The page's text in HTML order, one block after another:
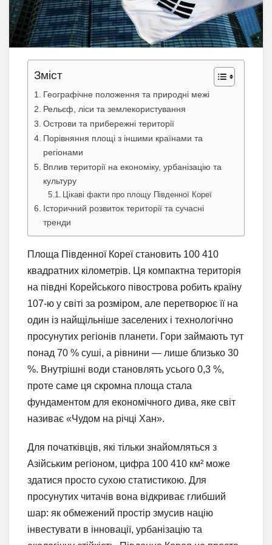
Зміст
Географічне положення та природні межі
Рельєф, ліси та землекористування
Острови та прибережні території
Порівняння площі з іншими країнами та
регіонами
Вплив території на економіку, урбанізацію та
культуру
Цікаві факти про площу Південної Кореї
Історичний розвиток території та сучасні
тренди
Площа Південної Кореї становить 100 410
квадратних кілометрів. Ця компактна територія
на півдні Корейського півострова робить країну
107-ю у світі за розміром, але перетворює її на
один із найщільніше заселених і технологічно
просунутих регіонів планети. Гори займають тут
понад 70 % суші, а рівнини — лише близько 30
%. Внутрішні води становлять усього 0,3 %,
проте саме ця скромна площа стала
фундаментом для економічного дива, яке світ
називає «Чудом на річці Хан».
Для початківців, які тільки знайомляться з
Азійським регіоном, цифра 100 410 км² може
здатися просто сухою статистикою. Для
просунутих читачів вона відкриває глибший
шар: як обмежений простір змусив націю
інвестувати в інновації, урбанізацію та